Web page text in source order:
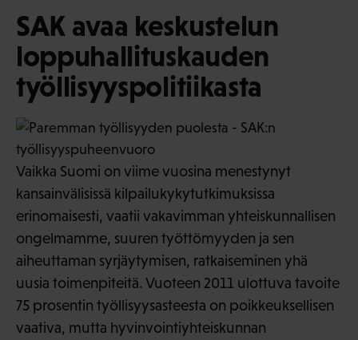
SAK avaa keskustelun
loppuhallituskauden
työllisyyspolitiikasta
Vaikka Suomi on viime vuosina menestynyt
kansainvälisissä kilpailukykytutkimuksissa
erinomaisesti, vaatii vakavimman yhteiskunnallisen
ongelmamme, suuren työttömyyden ja sen
aiheuttaman syrjäytymisen, ratkaiseminen yhä
uusia toimenpiteitä. Vuoteen 2011 ulottuva tavoite
75 prosentin työllisyysasteesta on poikkeuksellisen
vaativa, mutta hyvinvointiyhteiskunnan